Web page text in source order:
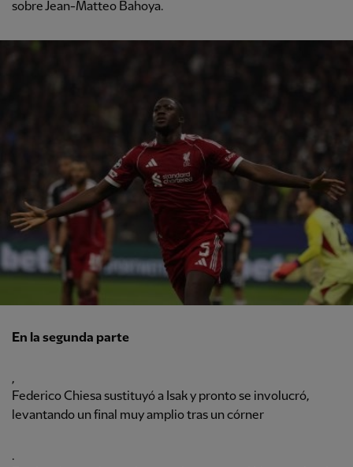
sobre Jean-Matteo Bahoya.
En la segunda parte
,
Federico Chiesa sustituyó a Isak y pronto se involucró,
levantando un final muy amplio tras un córner
.